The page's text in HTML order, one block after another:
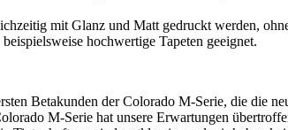
mit Glanz und Matt gedruckt werden,
hochwertige Tapeten geeignet.
Betakunden der Colorado M-Serie, die die
M-Serie hat unsere Erwartungen